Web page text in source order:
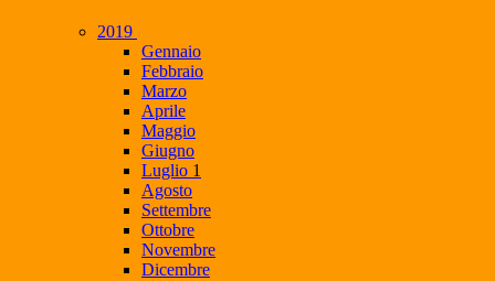
2019
Gennaio
Febbraio
Marzo
Aprile
Maggio
Giugno
Luglio 1
Agosto
Settembre
Ottobre
Novembre
Dicembre